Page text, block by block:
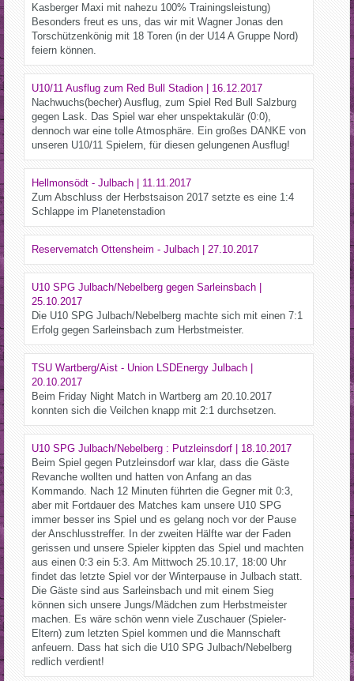
Kasberger Maxi mit nahezu 100% Trainingsleistung)
Besonders freut es uns, das wir mit Wagner Jonas den
Torschützenkönig mit 18 Toren (in der U14 A Gruppe Nord)
feiern können.
U10/11 Ausflug zum Red Bull Stadion | 16.12.2017
Nachwuchs(becher) Ausflug, zum Spiel Red Bull Salzburg
gegen Lask. Das Spiel war eher unspektakulär (0:0),
dennoch war eine tolle Atmosphäre. Ein großes DANKE von
unseren U10/11 Spielern, für diesen gelungenen Ausflug!
Hellmonsödt - Julbach | 11.11.2017
Zum Abschluss der Herbstsaison 2017 setzte es eine 1:4
Schlappe im Planetenstadion
Reservematch Ottensheim - Julbach | 27.10.2017
U10 SPG Julbach/Nebelberg gegen Sarleinsbach |
25.10.2017
Die U10 SPG Julbach/Nebelberg machte sich mit einen 7:1
Erfolg gegen Sarleinsbach zum Herbstmeister.
TSU Wartberg/Aist - Union LSDEnergy Julbach |
20.10.2017
Beim Friday Night Match in Wartberg am 20.10.2017
konnten sich die Veilchen knapp mit 2:1 durchsetzen.
U10 SPG Julbach/Nebelberg : Putzleinsdorf | 18.10.2017
Beim Spiel gegen Putzleinsdorf war klar, dass die Gäste
Revanche wollten und hatten von Anfang an das
Kommando. Nach 12 Minuten führten die Gegner mit 0:3,
aber mit Fortdauer des Matches kam unsere U10 SPG
immer besser ins Spiel und es gelang noch vor der Pause
der Anschlusstreffer. In der zweiten Hälfte war der Faden
gerissen und unsere Spieler kippten das Spiel und machten
aus einen 0:3 ein 5:3. Am Mittwoch 25.10.17, 18:00 Uhr
findet das letzte Spiel vor der Winterpause in Julbach statt.
Die Gäste sind aus Sarleinsbach und mit einem Sieg
können sich unsere Jungs/Mädchen zum Herbstmeister
machen. Es wäre schön wenn viele Zuschauer (Spieler-
Eltern) zum letzten Spiel kommen und die Mannschaft
anfeuern. Dass hat sich die U10 SPG Julbach/Nebelberg
redlich verdient!